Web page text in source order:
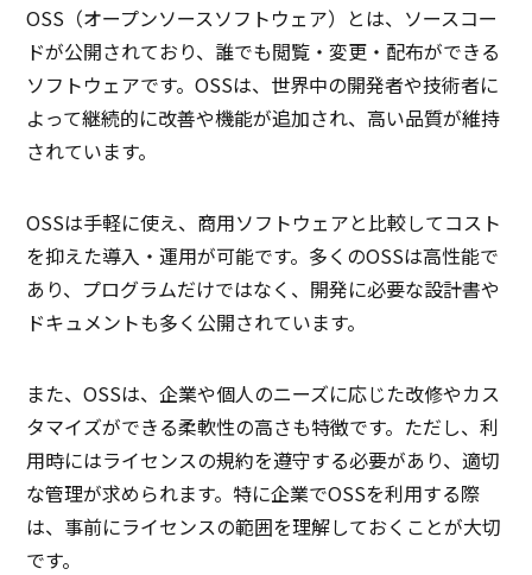
OSS（オープンソースソフトウェア）とは、ソースコー
ドが公開されており、誰でも閲覧・変更・配布ができる
ソフトウェアです。OSSは、世界中の開発者や技術者に
よって継続的に改善や機能が追加され、高い品質が維持
されています。
OSSは手軽に使え、商用ソフトウェアと比較してコスト
を抑えた導入・運用が可能です。多くのOSSは高性能で
あり、プログラムだけではなく、開発に必要な設計書や
ドキュメントも多く公開されています。
また、OSSは、企業や個人のニーズに応じた改修やカス
タマイズができる柔軟性の高さも特徴です。ただし、利
用時にはライセンスの規約を遵守する必要があり、適切
な管理が求められます。特に企業でOSSを利用する際
は、事前にライセンスの範囲を理解しておくことが大切
です。